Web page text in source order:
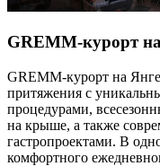
GREMM-курорт
GREMM-курорт на
притяжения с
процедурами,
на крыше, а также
гастропроектами. В
комфортного